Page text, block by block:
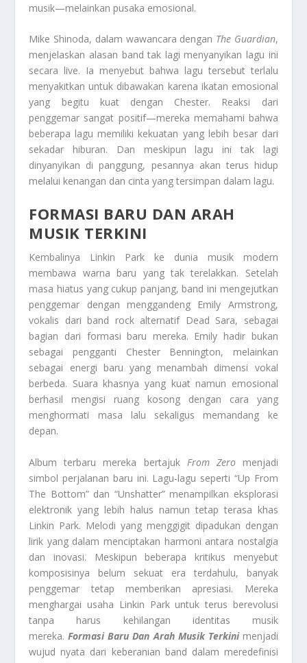
musik—melainkan pusaka emosional.
Mike Shinoda, dalam wawancara dengan The Guardian,
menjelaskan alasan band tak lagi menyanyikan lagu ini
secara live. Ia menyebut bahwa lagu tersebut terlalu
menyakitkan untuk dibawakan karena ikatan emosional
yang begitu kuat dengan Chester. Reaksi dari
penggemar sangat positif—mereka memahami bahwa
beberapa lagu memiliki kekuatan yang lebih besar dari
sekadar hiburan. Dan meskipun lagu ini tak lagi
dinyanyikan di panggung, pesannya akan terus hidup
melalui kenangan dan cinta yang tersimpan dalam lagu.
FORMASI BARU DAN ARAH
MUSIK TERKINI
Kembalinya Linkin Park ke dunia musik modern
membawa warna baru yang tak terelakkan. Setelah
masa hiatus yang cukup panjang, band ini mengejutkan
penggemar dengan menggandeng Emily Armstrong,
vokalis dari band rock alternatif Dead Sara, sebagai
bagian dari formasi baru mereka. Emily hadir bukan
sebagai pengganti Chester Bennington, melainkan
sebagai energi baru yang menambah dimensi vokal
berbeda. Suara khasnya yang kuat namun emosional
berhasil mengisi ruang kosong dengan cara yang
menghormati masa lalu sekaligus memandang ke
depan.
Album terbaru mereka bertajuk From Zero menjadi
simbol perjalanan baru ini. Lagu-lagu seperti “Up From
The Bottom” dan “Unshatter” menampilkan eksplorasi
elektronik yang lebih halus namun tetap terasa khas
Linkin Park. Melodi yang menggigit dipadukan dengan
lirik yang dalam menciptakan harmoni antara nostalgia
dan inovasi. Meskipun beberapa kritikus menyebut
komposisinya belum sekuat era terdahulu, banyak
penggemar tetap memberikan apresiasi. Mereka
menghargai usaha Linkin Park untuk terus berevolusi
tanpa harus kehilangan identitas musik
mereka.Formasi Baru Dan Arah Musik Terkinimenjadi
wujud nyata dari keberanian band dalam meredefinisi